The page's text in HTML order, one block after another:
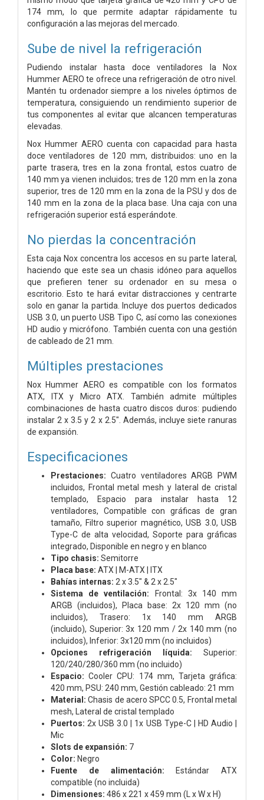
174 mm, lo que permite adaptar rápidamente tu
configuración a las mejoras del mercado.
Sube de nivel la refrigeración
Pudiendo instalar hasta doce ventiladores la Nox
Hummer AERO te ofrece una refrigeración de otro nivel.
Mantén tu ordenador siempre a los niveles óptimos de
temperatura, consiguiendo un rendimiento superior de
tus componentes al evitar que alcancen temperaturas
elevadas.
Nox Hummer AERO cuenta con capacidad para hasta
doce ventiladores de 120 mm, distribuidos: uno en la
parte trasera, tres en la zona frontal, estos cuatro de
140 mm ya vienen incluidos; tres de 120 mm en la zona
superior, tres de 120 mm en la zona de la PSU y dos de
140 mm en la zona de la placa base. Una caja con una
refrigeración superior está esperándote.
No pierdas la concentración
Esta caja Nox concentra los accesos en su parte lateral,
haciendo que este sea un chasis idóneo para aquellos
que prefieren tener su ordenador en su mesa o
escritorio. Esto te hará evitar distracciones y centrarte
solo en ganar la partida. Incluye dos puertos dedicados
USB 3.0, un puerto USB Tipo C, así como las conexiones
HD audio y micrófono. También cuenta con una gestión
de cableado de 21 mm.
Múltiples prestaciones
Nox Hummer AERO es compatible con los formatos
ATX, ITX y Micro ATX. También admite múltiples
combinaciones de hasta cuatro discos duros: pudiendo
instalar 2 x 3.5 y 2 x 2.5". Además, incluye siete ranuras
de expansión.
Especificaciones
Prestaciones: Cuatro ventiladores ARGB PWM
incluidos, Frontal metal mesh y lateral de cristal
templado,
Espacio para instalar hasta 12
ventiladores, Compatible con gráficas de gran
tamaño, Filtro superior magnético, USB 3.0, USB
Type-C de alta velocidad, Soporte para gráficas
integrado, Disponible en negro y en blanco
Tipo chasis: Semitorre
Placa base: ATX | M-ATX | ITX
Bahías internas: 2 x 3.5" & 2 x 2.5"
Sistema de ventilación:
Frontal: 3x 140 mm
ARGB (incluidos),
Placa base: 2x 120 mm (no
incluidos), Trasero: 1x 140 mm ARGB
(incluido), Superior: 3x 120 mm / 2x 140 mm (no
incluidos), Inferior: 3x120 mm (no incluidos)
Opciones refrigeración líquida: Superior:
120/240/280/360 mm (no incluido)
Espacio: Cooler CPU: 174 mm, Tarjeta gráfica:
420 mm, PSU: 240 mm, Gestión cableado: 21 mm
Material:Chasis de acero SPCC 0.5, Frontal metal
mesh,
Lateral de cristal templado
Puertos: 2x USB 3.0 | 1x USB Type-C | HD Audio |
Mic
Slots de expansión: 7
Color: Negro
Fuente de alimentación:
Estándar ATX
compatible (no incluida)
Dimensiones: 486 x 221 x 459 mm (L x W x H)